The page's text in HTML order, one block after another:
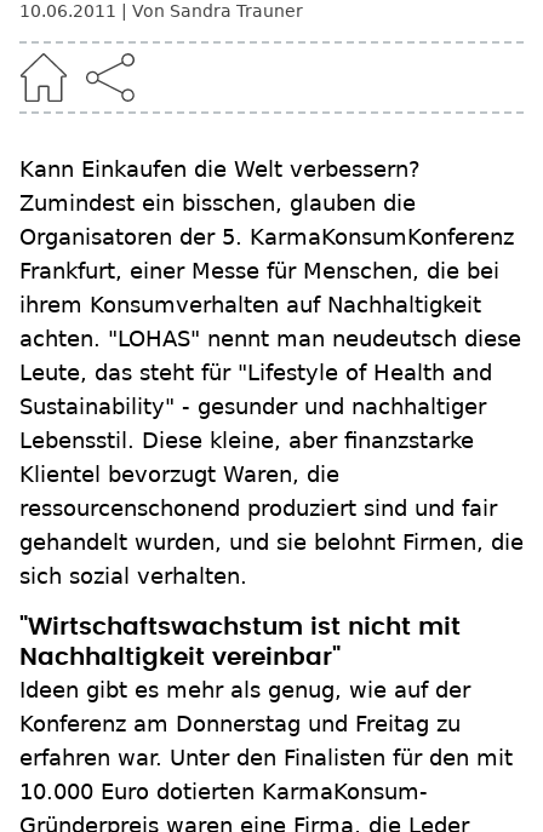
10.06.2011 Von Sandra Trauner
Kann Einkaufen die Welt verbessern?
Zumindest ein bisschen, glauben die
Organisatoren der 5. KarmaKonsumKonferenz
Frankfurt, einer Messe für Menschen, die bei
ihrem Konsumverhalten auf Nachhaltigkeit
achten. "LOHAS" nennt man neudeutsch diese
Leute, das steht für "Lifestyle of Health and
Sustainability" - gesunder und nachhaltiger
Lebensstil. Diese kleine, aber finanzstarke
Klientel bevorzugt Waren, die
ressourcenschonend produziert sind und fair
gehandelt wurden, und sie belohnt Firmen, die
sich sozial verhalten.
"Wirtschaftswachstum ist nicht mit
Nachhaltigkeit vereinbar"
Ideen gibt es mehr als genug, wie auf der
Konferenz am Donnerstag und Freitag zu
erfahren war. Unter den Finalisten für den mit
10.000 Euro dotierten KarmaKonsum-
Gründerpreis waren eine Firma, die Leder